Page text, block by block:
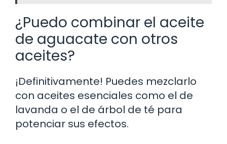
¿Puedo combinar el aceite
de aguacate con otros
aceites?
¡Definitivamente! Puedes mezclarlo
con aceites esenciales como el de
lavanda o el de árbol de té para
potenciar sus efectos.